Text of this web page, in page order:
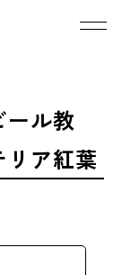
ール教
ア紅葉